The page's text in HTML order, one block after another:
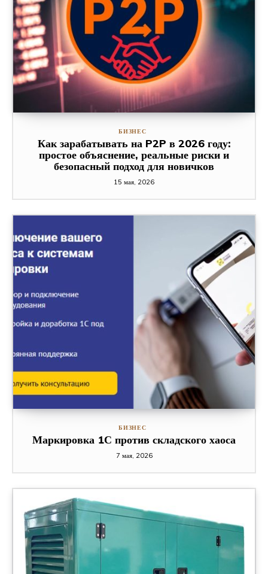
БИЗНЕС
Как зарабатывать на P2P в 2026 году:
простое объяснение, реальные риски и
безопасный подход для новичков
15 мая, 2026
БИЗНЕС
Маркировка 1С против складского хаоса
7 мая, 2026